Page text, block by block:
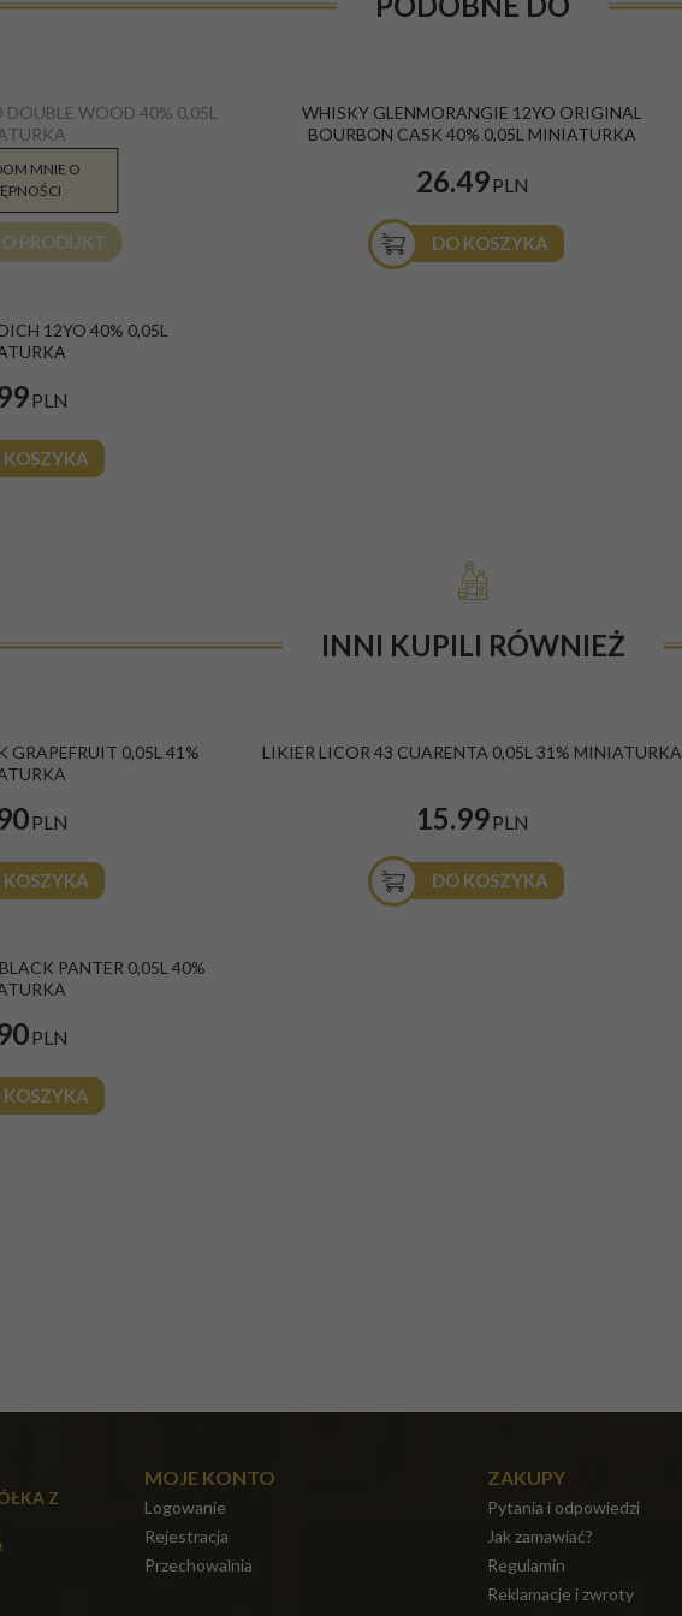
WOOD 40% 0,05L
PLN
PRODUKT
MNIE O
WHISKY GLENMORANGIE 12YO ORIGINAL
BOURBON CASK 40% 0,05L MINIATURKA
26.49PLN
DO KOSZYKA
12YO 40% 0,05L
PLN
KOSZYKA
INNI KUPILI RÓWNIEŻ
GRAPEFRUIT 0,05L 41%
PLN
KOSZYKA
LIKIER LICOR 43 CUARENTA 0,05L 31% MINIATURKA
15.99PLN
DO KOSZYKA
PANTER 0,05L 40%
PLN
KOSZYKA
Z
MOJE KONTO
Logowanie
Rejestracja
Przechowalnia
ZAKUPY
Pytania i odpowiedzi
Jak zamawiać?
Regulamin
Reklamacje i zwroty